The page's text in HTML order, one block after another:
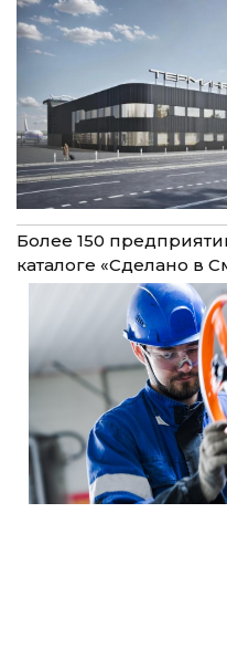
Более 150
каталоге «Сделано в